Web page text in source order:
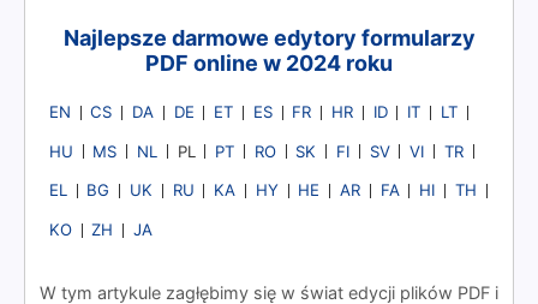
Najlepsze darmowe edytory formularzy
PDF online w 2024 roku
EN CS DA DE ET ES FR HR ID IT LT
HU MS NL PL PT RO SK FI SV VI TR
EL BG UK RU KA HY HE AR FA HI TH
KO ZH JA
W tym artykule zagłębimy się w świat edycji plików PDF i